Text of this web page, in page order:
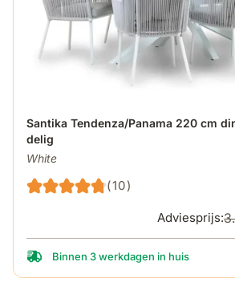
Santika Tendenza/Panama 220 cm
delig
White
(10)
De prijs is afhankelijk van de
Adviesprijs:
Binnen 3 werkdagen in huis